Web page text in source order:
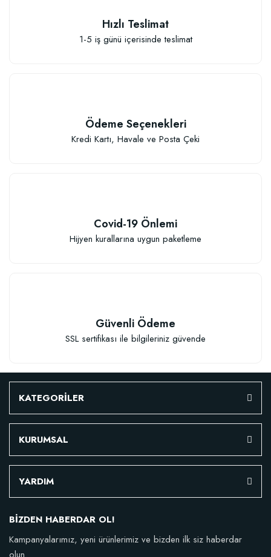
106,81 TL
Fidan Dikim Destek Çubuğu 10 adet (90-150 cm)
152,75 TL
Hızlı Teslimat
1-5 iş günü içerisinde teslimat
Ödeme Seçenekleri
Kredi Kartı, Havale ve Posta Çeki
Covid-19 Önlemi
Hijyen kurallarına uygun paketleme
Güvenli Ödeme
SSL sertifikası ile bilgileriniz güvende
KATEGORİLER
KURUMSAL
YARDIM
BİZDEN HABERDAR OL!
Kampanyalarımız, yeni ürünlerimiz ve bizden ilk siz haberdar